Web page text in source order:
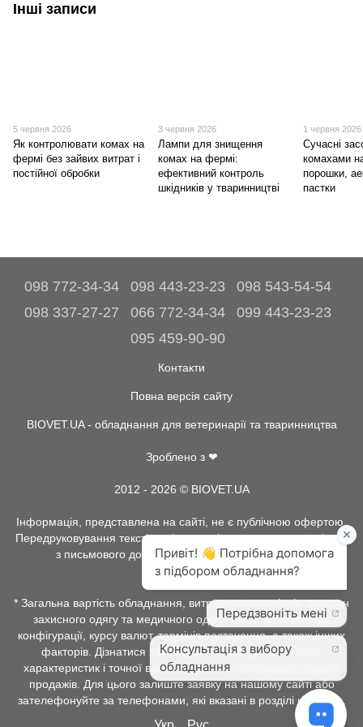
Інші записи
5 червня 2026
Як контролювати комах на
фермі без зайвих витрат і
постійної обробки
3 червня 2026
Лампи для знищення
комах на фермі:
ефективний контроль
шкідників у тваринництві
1 червня 2026
Сучасні
комахами
порошки,
пастки
098 772-34-34 098 443-23-23
098 543-54-54
098 337-27-27
066 772-34-34
099 443-23-23
095 459-90-90
Контакти
Повна версія сайту
BIOVET.UA - обладнання для ветеринарії та тваринництва
Зроблено з ❤
2012 - 2026 © BIOVET.UA
Інформація, представлена на сайті, не є публічною офертою.
Передруковування текстів та інше копіювання, можливо тільки
з письмового дозволу адміністрації BIOVET.UA.
* Загальна вартість обладнання, витратних матеріалів, рентген
захисного одягу та медичного одягу, може залежати від
конфігурації, курсу валют, термінів постачання, а також інших
факторів. Дізнатися про наявність товару, детальних
характеристик і точної вартості можна у менеджерів відділу
продажів. Для цього залиште заявку на нашому сайті або
зателефонуйте за телефонами, які вказані в розділі контакти.